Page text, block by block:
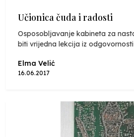
Učionica čuda i radosti
Osposobljavanje kabineta za
biti vrijedna lekcija iz
Elma Velić
16.06.2017